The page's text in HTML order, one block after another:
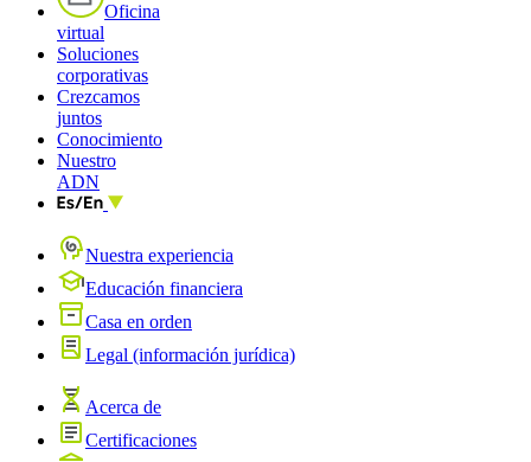
Oficina
virtual
Soluciones
corporativas
Crezcamos
juntos
Conocimiento
Nuestro
ADN
Nuestra experiencia
Educación financiera
Casa en orden
Legal (información jurídica)
Acerca de
Certificaciones